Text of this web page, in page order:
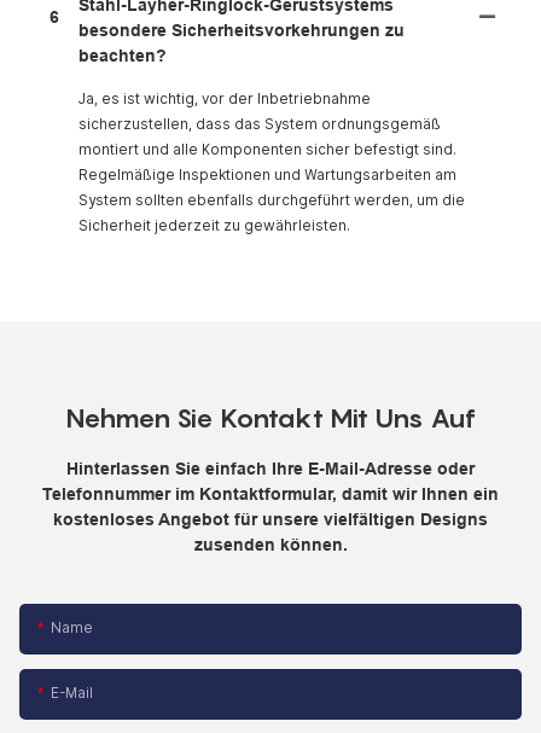
6
Stahl-Layher-Ringlock-Gerüstsystems
besondere Sicherheitsvorkehrungen zu
beachten?
Ja, es ist wichtig, vor der Inbetriebnahme
sicherzustellen, dass das System ordnungsgemäß
montiert und alle Komponenten sicher befestigt sind.
Regelmäßige Inspektionen und Wartungsarbeiten am
System sollten ebenfalls durchgeführt werden, um die
Sicherheit jederzeit zu gewährleisten.
Nehmen Sie Kontakt Mit Uns Auf
Hinterlassen Sie einfach Ihre E-Mail-Adresse oder
Telefonnummer im Kontaktformular, damit wir Ihnen ein
kostenloses Angebot für unsere vielfältigen Designs
zusenden können.
Name
E-Mail